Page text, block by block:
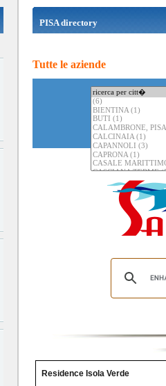
PISA directory
Tutte le aziende
Residence Isola Verde